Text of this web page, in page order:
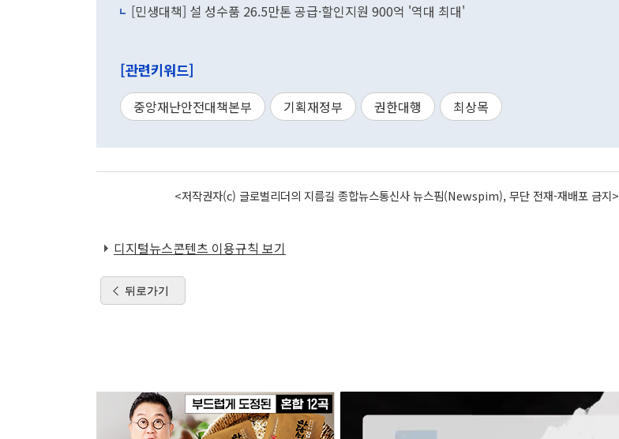
[민생대책] 설 성수품 26.5만톤 공급·할인지원 900억 '역대 최대'
[관련키워드]
중앙재난안전대책본부 기획재정부 권한대행 최상목
<저작권자(c) 글로벌리더의 지름길 종합뉴스통신사 뉴스핌(Newspim), 무단 전재-재배포 금지>
디지털뉴스콘텐츠 이용규칙 보기
뒤로가기